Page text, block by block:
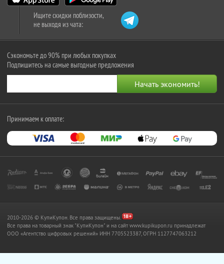
Ищите скидки поблизости,
не выходя из чата:
Сэкономьте до 90% при любых покупках
Подпишитесь на самые выгодные предложения
Принимаем к оплате:
2010-2026 © КупиКупон. Все права защищены.
Все права на товарный знак "КупиКупон" и на сайт www.kupikupon.ru принадлежат
OOO «Агентство цифровых решений» ИНН 7705523387, ОГРН 1127747063212